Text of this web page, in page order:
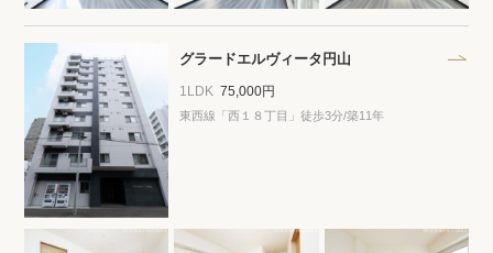
グラードエルヴィータ円山
1LDK 75,000円
東西線「西１８丁目」徒歩3分/築11年